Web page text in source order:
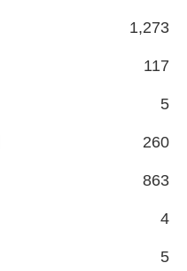
1,273
117
5
260
863
4
5